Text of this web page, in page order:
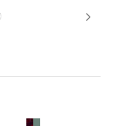
Next